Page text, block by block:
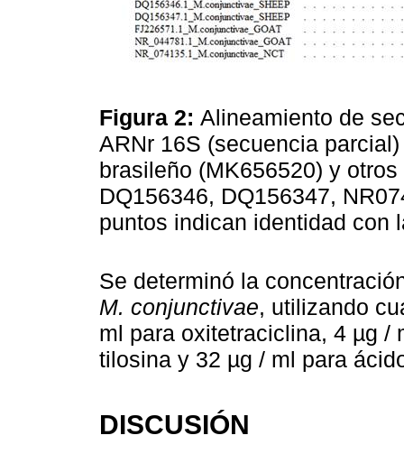
Figura 2: Alineamiento de
ARNr 16S (secuencia
brasileño (MK656520) y
DQ156346, DQ156347,
puntos indican identidad con
Se determinó la
M. conjunctivae, utilizando
ml para oxitetraciclina, 4 µg /
tilosina y 32 µg / ml para
DISCUSIÓN